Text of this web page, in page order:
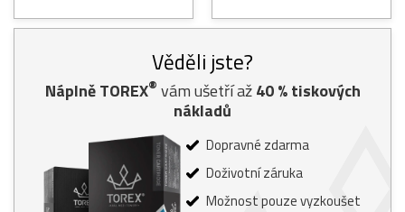
Věděli jste?
Náplně TOREX® vám ušetří až40% tiskových
nákladů
Dopravné zdarma
Doživotní záruka
Možnost pouze vyzkoušet